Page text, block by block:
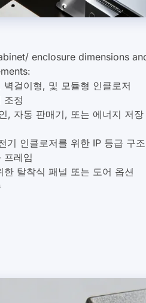
로저 치수 및 구조 설계를 정확한
걸이형, 및 모듈형 인클로저
조정
, 자동 판매기, 또는 에너지 저장
인클로저를 위한 IP 등급 구조
프레임
탈착식 패널 또는 도어 옵션